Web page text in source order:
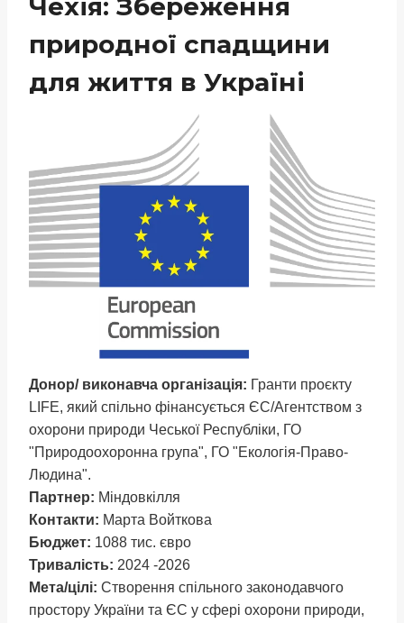
Чехія: Збереження
природної спадщини
для життя в Україні
Донор/ виконавча організація: Гранти проєкту
LIFE, який спільно фінансується ЄС/Агентством з
охорони природи Чеської Республіки, ГО
"Природоохоронна група", ГО "Екологія-Право-
Людина".
Партнер: Mіндовкілля
Контакти: Марта Войткова
Бюджет: 1088 тис. євро
Тривалість: 2024 -2026
Мета/цілі: Створення спільного законодавчого
простору України та ЄС у сфері охорони природи,